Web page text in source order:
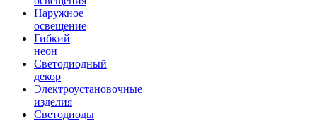
Наружное
освещение
Гибкий
неон
Светодиодный
декор
Электроустановочные
изделия
Светодиоды